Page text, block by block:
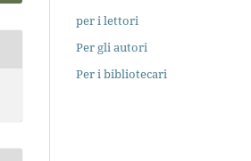
per i lettori
Per gli autori
Per i bibliotecari